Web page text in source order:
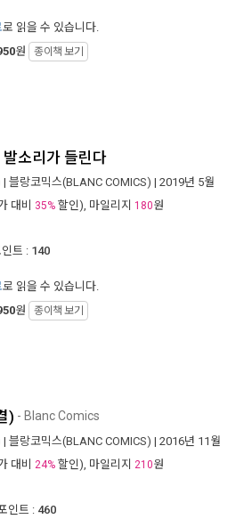
로 읽을 수 있습니다.
원 종이책 보기
소리가 들린다
| 블랑코믹스(BLANC COMICS) | 2019년 5월
대비 35% 할인), 마일리지 180원
트 : 140
로 읽을 수 있습니다.
원 종이책 보기
) - Blanc Comics
| 블랑코믹스(BLANC COMICS) | 2016년 11월
대비 24% 할인), 마일리지 210원
인트 : 460